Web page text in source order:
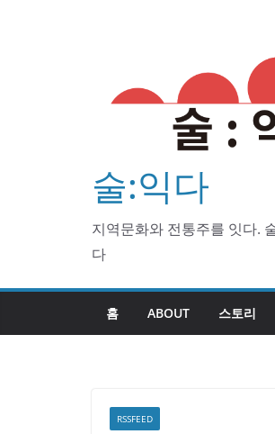
술:익다
지역문화와 전통주를 잇다.
다
홈 ABOUT 스토리
RSSFEED